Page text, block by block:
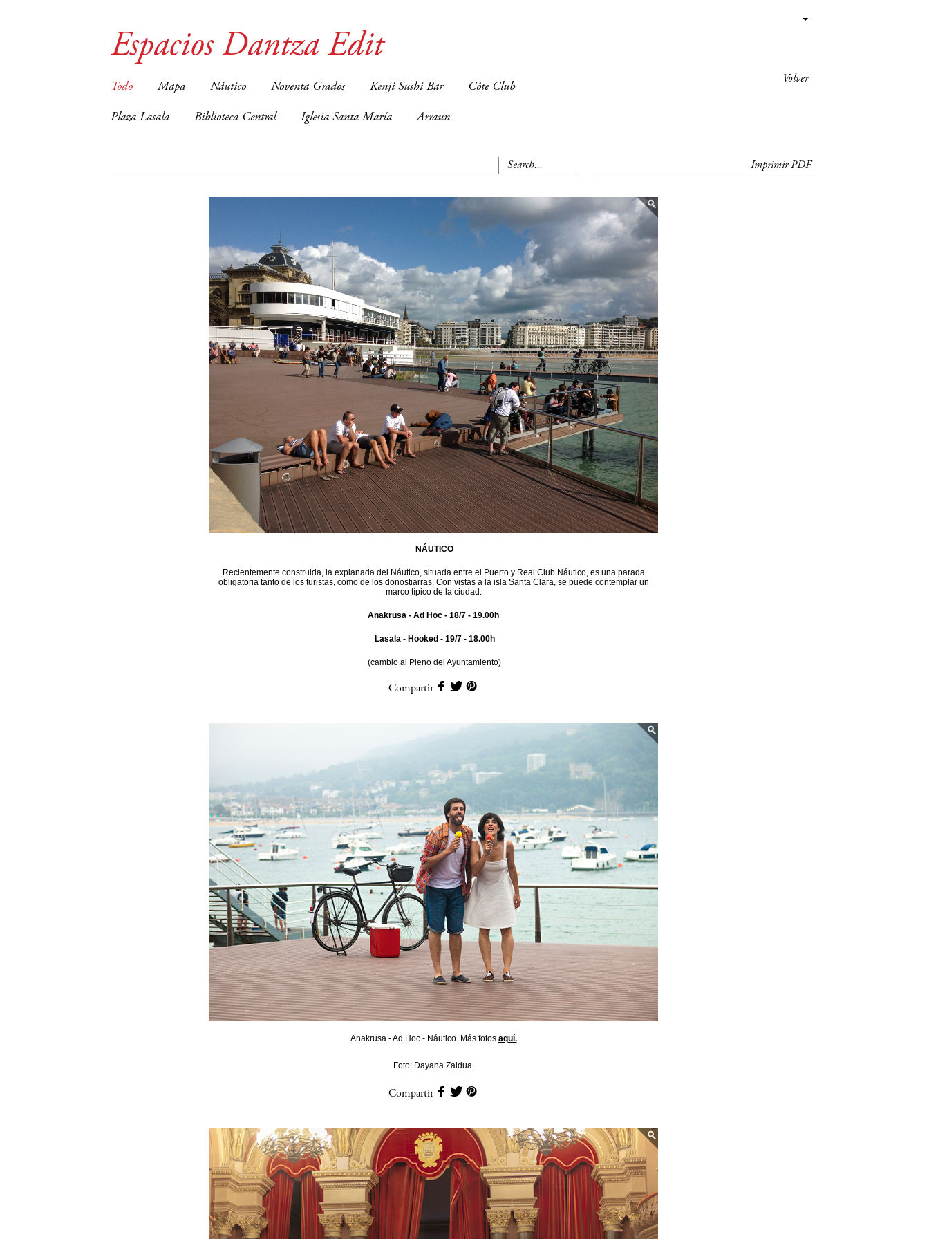
Volver
Espacios Dantza Edit
Todo Mapa Náutico Noventa Grados Kenji Sushi Bar Côte Club
Plaza Lasala Biblioteca Central Iglesia Santa María Arraun
Imprimir PDF
NÁUTICO
Recientemente construida, la explanada del Náutico, situada entre el Puerto y Real Club Náutico, es una parada
obligatoria tanto de los turistas, como de los donostiarras. Con vistas a la isla Santa Clara, se puede contemplar un
marco típico de la ciudad.
Anakrusa - Ad Hoc - 18/7 - 19.00h
Lasala - Hooked - 19/7 - 18.00h
(cambio al Pleno del Ayuntamiento)
Compartir
Anakrusa - Ad Hoc - Náutico. Más fotos aquí.
Foto: Dayana Zaldua.
Compartir